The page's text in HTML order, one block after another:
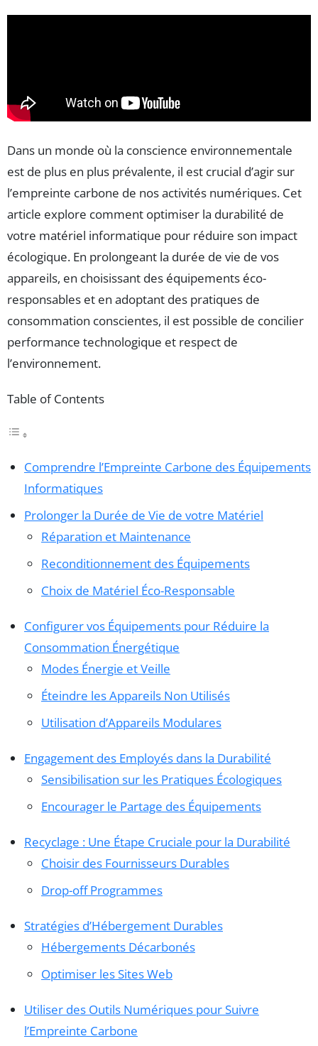
Dans un monde où la conscience environnementale
est de plus en plus prévalente, il est crucial d’agir sur
l’empreinte carbone de nos activités numériques. Cet
article explore comment optimiser la durabilité de
votre matériel informatique pour réduire son impact
écologique. En prolongeant la durée de vie de vos
appareils, en choisissant des équipements éco-
responsables et en adoptant des pratiques de
consommation conscientes, il est possible de concilier
performance technologique et respect de
l’environnement.
Table of Contents
Comprendre l’Empreinte Carbone des Équipements
Informatiques
Prolonger la Durée de Vie de votre Matériel
Réparation et Maintenance
Reconditionnement des Équipements
Choix de Matériel Éco-Responsable
Configurer vos Équipements pour Réduire la
Consommation Énergétique
Modes Énergie et Veille
Éteindre les Appareils Non Utilisés
Utilisation d’Appareils Modulares
Engagement des Employés dans la Durabilité
Sensibilisation sur les Pratiques Écologiques
Encourager le Partage des Équipements
Recyclage : Une Étape Cruciale pour la Durabilité
Choisir des Fournisseurs Durables
Drop-off Programmes
Stratégies d’Hébergement Durables
Hébergements Décarbonés
Optimiser les Sites Web
Utiliser des Outils Numériques pour Suivre
l’Empreinte Carbone